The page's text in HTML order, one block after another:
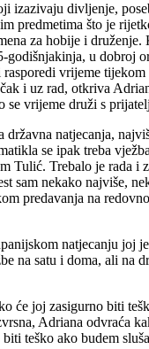
izazivaju divljenje,
predmetima što je
za hobije i
godišnjakinja, u dobroj
vrijeme tijekom
i uz rad, otkriva
se vrijeme druži s
državna natjecanja,
se ipak treba
Tulić. Trebalo je rada i
sam nekako najviše,
predavanja na
natjecanju joj
na satu i doma, ali na
će joj zasigurno biti
Adriana odvraća
teško ako budem